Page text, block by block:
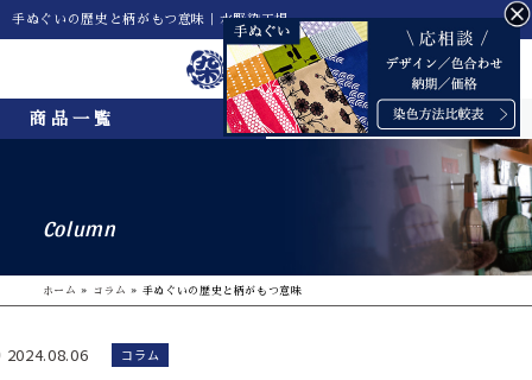
手ぬぐいの歴史と柄がもつ意味｜水野染工場
商品一覧 Menu
Column
ホーム » コラム » 手ぬぐいの歴史と柄がもつ意味
2024.08.06 コラム